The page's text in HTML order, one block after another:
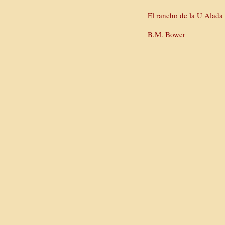
El rancho de la U Alada
B.M. Bower